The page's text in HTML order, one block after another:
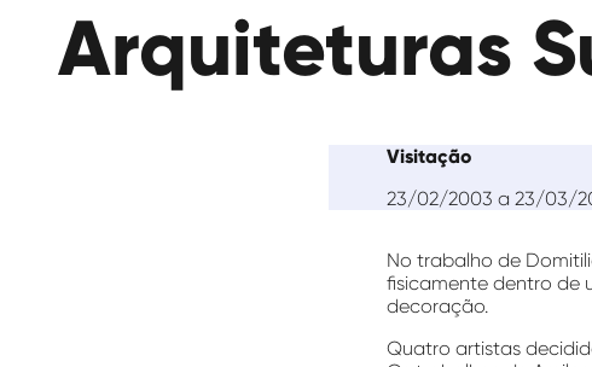
Artes
Arquiteturas
Visitação
23/02/2003 a 23/03/
No trabalho de
fisicamente dentro de
decoração.
Quatro artistas